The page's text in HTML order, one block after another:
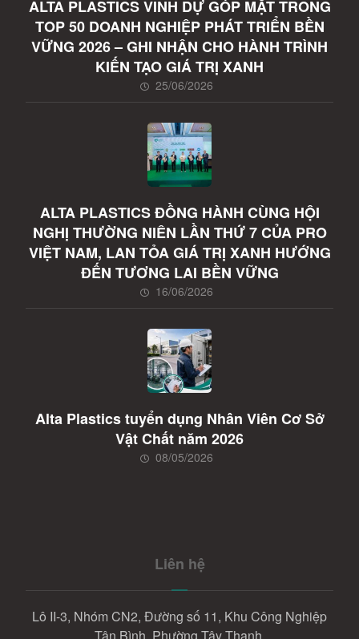
ALTA PLASTICS VINH DỰ GÓP MẶT TRONG
TOP 50 DOANH NGHIỆP PHÁT TRIỂN BỀN
VỮNG 2026 – GHI NHẬN CHO HÀNH TRÌNH
KIẾN TẠO GIÁ TRỊ XANH
25/06/2026
ALTA PLASTICS ĐỒNG HÀNH CÙNG HỘI
NGHỊ THƯỜNG NIÊN LẦN THỨ 7 CỦA PRO
VIỆT NAM, LAN TỎA GIÁ TRỊ XANH HƯỚNG
ĐẾN TƯƠNG LAI BỀN VỮNG
16/06/2026
Alta Plastics tuyển dụng Nhân Viên Cơ Sở
Vật Chất năm 2026
08/05/2026
Liên hệ
Lô II-3, Nhóm CN2, Đường số 11, Khu Công Nghiệp
Tân Bình, Phường Tây Thạnh,